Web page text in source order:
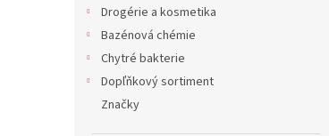
Drogérie a kosmetika
Bazénová chémie
Chytré bakterie
Dopľňkový sortiment
Značky